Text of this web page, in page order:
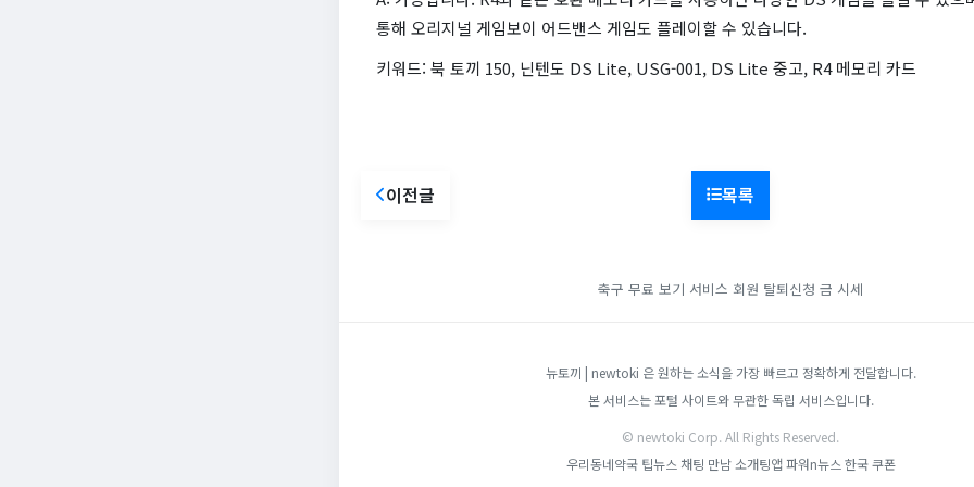
통해 오리지널 게임보이 어드밴스 게임도 플레이할 수 있습니다.
키워드: 북 토끼 150, 닌텐도 DS Lite, USG-001, DS Lite 중고, R4 메모리 카드
이전글 목록
축구 무료 보기 서비스 회원 탈퇴신청 금 시세
뉴토끼 | newtoki 은 원하는 소식을 가장 빠르고 정확하게 전달합니다.
본 서비스는 포털 사이트와 무관한 독립 서비스입니다.
© newtoki Corp. All Rights Reserved.
우리동네약국 팁뉴스 채팅 만남 소개팅앱 파워n뉴스 한국 쿠폰